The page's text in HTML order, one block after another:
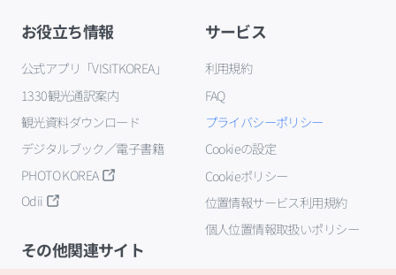
お役立ち情報
公式アプリ「VISITKOREA」
1330観光通訳案内
観光資料ダウンロード
デジタルブック／電子書籍
PHOTO KOREA
Odii
サービス
利用規約
FAQ
プライバシーポリシー
Cookieの設定
Cookieポリシー
位置情報サービス利用規約
個人位置情報取扱いポリシー
その他関連サイト